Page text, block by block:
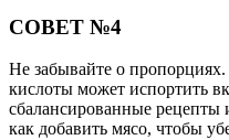
СОВЕТ №4
Не забывайте о
кислоты может испортить
сбалансированные рецепты
как добавить мясо, чтобы